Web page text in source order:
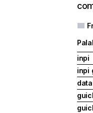
inpi
inpi